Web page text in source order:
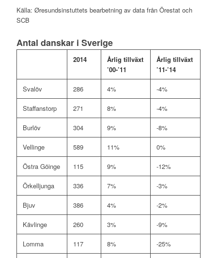
Källa: Øresundsinstuttets bearbetning av data från Örestat och
SCB
Antal danskar i Sverige
2014
Årlig tillväxt
’00-’11
Årlig tillväxt
’11-’14
Svalöv 286 4% -4%
Staffanstorp 271 8% -4%
Burlöv 304 9% -8%
Vellinge 589 11% 0%
Östra Göinge 115 9% -12%
Örkelljunga 336 7% -3%
Bjuv 386 4% -2%
Kävlinge 260 3% -9%
Lomma 117 8% -25%